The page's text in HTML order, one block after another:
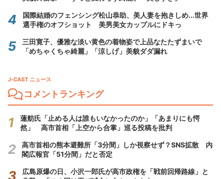
国際結婚のフェンシング松山恭助、美人妻を抱きしめ...世界
選手権のオフショット 美男美女カップルにドキっ
三田寛子、優雅な淡い黄色の着物姿で上品なたたずまいで
「めちゃくちゃ綺麗」「涼しげ」美貌ダダ漏れ
J-CAST ニュース
コメントランキング
蓮舫氏「止める人は誰もいなかったのか」「あまりにも愕
然」 高市首相「上空から合掌」巡る投稿を批判
高市首相の熊本避難所「3分間」しか視察せず？SNS拡散 内
閣広報官「51分間」だと否定
広島原爆の日、小沢一郎氏が高市政権を「戦前回帰路線」と